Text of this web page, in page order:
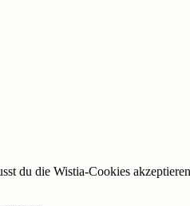
du die Wistia-Cookies